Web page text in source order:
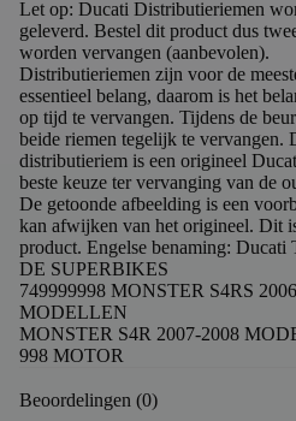
Let op: Ducati Distributieriemen
geleverd. Bestel dit product dus
worden vervangen (aanbevolen).
Distributieriemen zijn voor de
essentieel belang, daarom is het
op tijd te vervangen. Tijdens de
beide riemen tegelijk te vervangen.
distributieriem is een origineel
beste keuze ter vervanging van de
De getoonde afbeelding is een
kan afwijken van het origineel. Dit
product. Engelse benaming: Ducati
DE SUPERBIKES
749999998 MONSTER S4RS
MODELLEN
MONSTER S4R 2007-2008
998 MOTOR
Beoordelingen (0)